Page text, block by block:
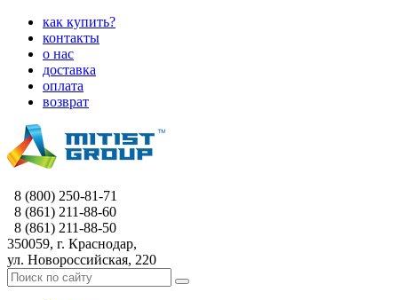
как купить?
контакты
о нас
доставка
оплата
возврат
8 (800) 250-81-71
8 (861) 211-88-60
8 (861) 211-88-50
350059, г. Краснодар,
ул. Новороссийская, 220